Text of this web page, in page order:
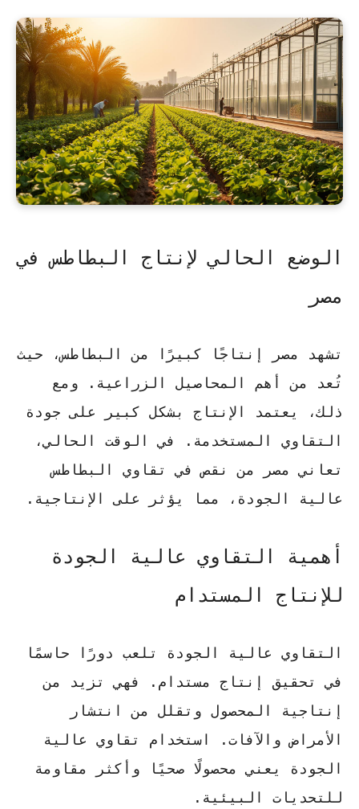
الوضع الحالي لإنتاج البطاطس في
مصر
تشهد مصر إنتاجًا كبيرًا من البطاطس، حيث
تُعد من أهم المحاصيل الزراعية. ومع
ذلك، يعتمد الإنتاج بشكل كبير على جودة
التقاوي المستخدمة. في الوقت الحالي،
تعاني مصر من نقص في تقاوي البطاطس
عالية الجودة، مما يؤثر على الإنتاجية.
أهمية التقاوي عالية الجودة
للإنتاج المستدام
التقاوي عالية الجودة تلعب دورًا حاسمًا
في تحقيق إنتاج مستدام. فهي تزيد من
إنتاجية المحصول وتقلل من انتشار
الأمراض والآفات. استخدام تقاوي عالية
الجودة يعني محصولًا صحيًا وأكثر مقاومة
للتحديات البيئية.